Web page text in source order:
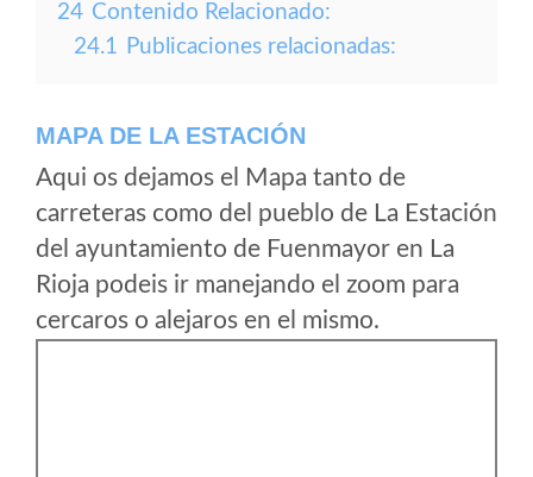
24 Contenido Relacionado:
24.1 Publicaciones relacionadas:
MAPA DE LA ESTACIÓN
Aqui os dejamos el Mapa tanto de
carreteras como del pueblo de La Estación
del ayuntamiento de Fuenmayor en La
Rioja podeis ir manejando el zoom para
cercaros o alejaros en el mismo.